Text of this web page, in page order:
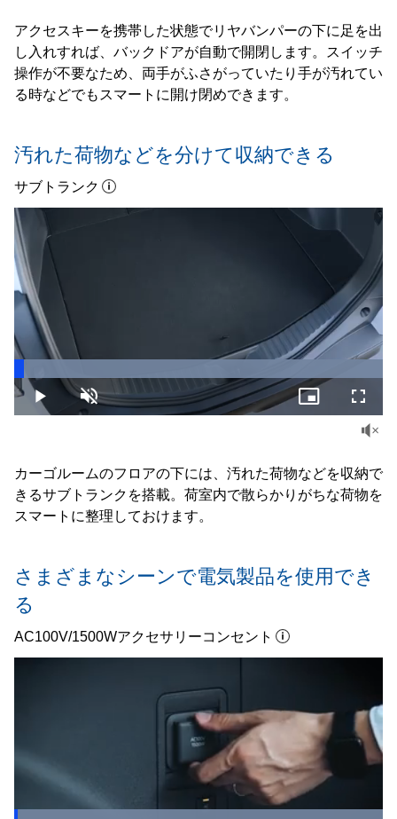
アクセスキーを携帯した状態でリヤバンパーの下に足を出
し入れすれば、バックドアが自動で開閉します。スイッチ
操作が不要なため、両手がふさがっていたり手が汚れてい
る時などでもスマートに開け閉めできます。
汚れた荷物などを分けて収納できる
サブトランク
カーゴルームのフロアの下には、汚れた荷物などを収納で
きるサブトランクを搭載。荷室内で散らかりがちな荷物を
スマートに整理しておけます。
Play Unmute
100.00%
Picture-
in-
さまざまなシーンで電気製品を使用でき
る
AC100V/1500Wアクセサリーコンセント